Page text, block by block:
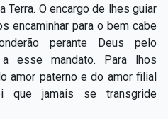
Terra. O encargo de lhes guiar
encaminhar para o bem cabe
perante Deus pelo
esse mandato. Para lhos
amor paterno e do amor filial
que jamais se transgride